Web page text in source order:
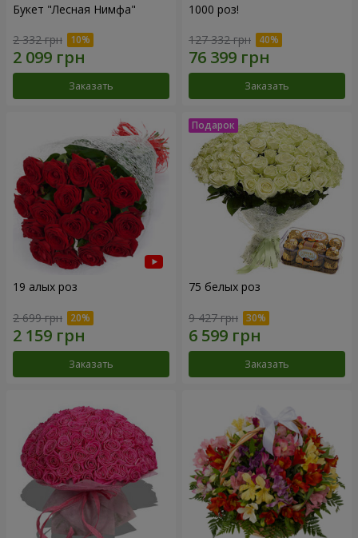
Букет "Лесная Нимфа"
2 332 грн
Заказать
1000 роз!
127 332 грн
Заказать
19 алых роз
2 699 грн
Заказать
75 белых роз
9 427 грн
Заказать